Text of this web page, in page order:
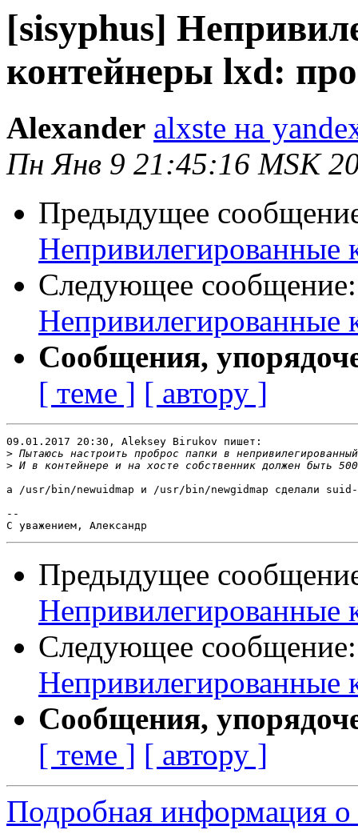
[sisyphus]
контейнеры lxd:
Alexander alxste на
Пн Янв 9 21:45:16 MSK
Предыдущее
Непривилегированные
Следующее
Непривилегированные
Сообщения,
[ теме ] [ автору ]
09.01.2017 20:30, Aleksey Birukov пишет:
>
>
а /usr/bin/newuidmap и /usr/bin/newgidmap сделали suid-
--
Предыдущее
Непривилегированные
Следующее
Непривилегированные
Сообщения,
[ теме ] [ автору ]
Подробная информация о